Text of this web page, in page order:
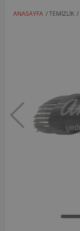
ANASAYFA /TEMIZLIK /